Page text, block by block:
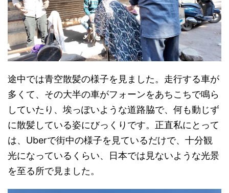
途中では青空散髪の様子を見ました。走行する車が
多くて、その大半の車がフォーンをあちこちで鳴ら
していたり、埃っぽいような道路脇で、何も動じず
に散髪している姿にびっくりです。正直私にとって
は、Uberで街中の様子を見ているだけで、十分観
光になっているくらい、日本では見ないような光景
を至る所で見ました。